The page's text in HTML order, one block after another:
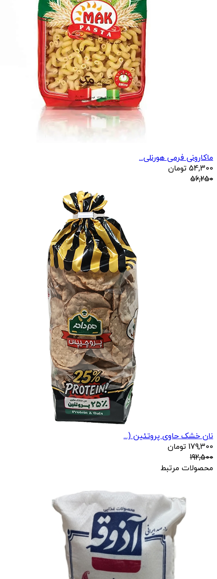
ماکارونی فرمی هورنلی...
54,300 تومان
56,250
نان خشک حاوی پروتئین (...
179,300 تومان
192,500
محصولات مرتبط